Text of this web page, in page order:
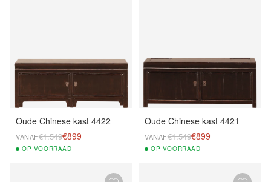
Oude Chinese kast 4422
VANAF€1.549€899
OP VOORRAAD
Oude Chinese kast 4421
VANAF€1.549€899
OP VOORRAAD